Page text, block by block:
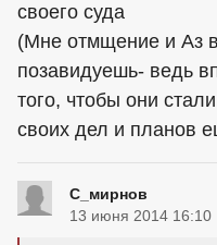
своего суда
(Мне отмщение и Аз
позавидуешь- ведь
того, чтобы они
своих дел и планов
С_мирнов
13 июня 2014 16:10